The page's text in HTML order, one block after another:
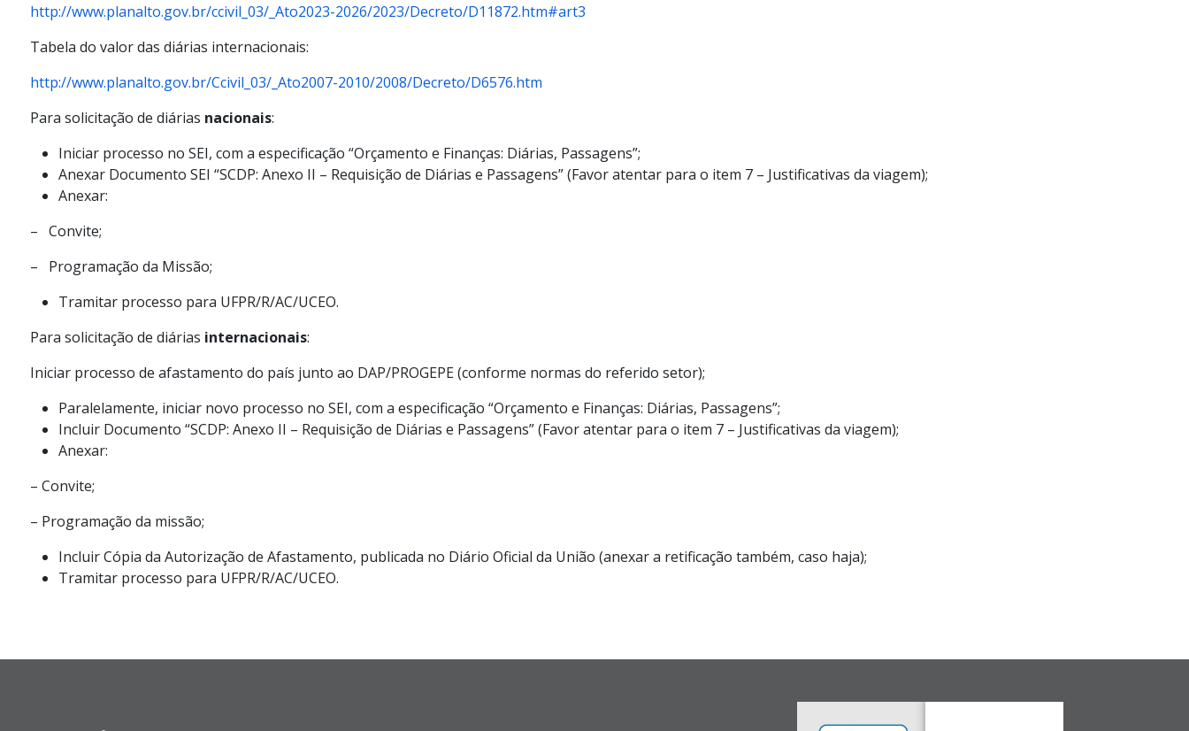
http://www.planalto.gov.br/ccivil_03/_Ato2023-2026/2023/Decreto/D11872.htm#art3
Tabela do valor das diárias internacionais:
http://www.planalto.gov.br/Ccivil_03/_Ato2007-2010/2008/Decreto/D6576.htm
Para solicitação de diárias nacionais:
Iniciar processo no SEI, com a especificação “Orçamento e Finanças: Diárias, Passagens”;
Anexar Documento SEI “SCDP: Anexo II – Requisição de Diárias e Passagens” (Favor atentar para o item 7 – Justificativas da viagem);
Anexar:
– Convite;
– Programação da Missão;
Tramitar processo para UFPR/R/AC/UCEO.
Para solicitação de diárias internacionais:
Iniciar processo de afastamento do país junto ao DAP/PROGEPE (conforme normas do referido setor);
Paralelamente, iniciar novo processo no SEI, com a especificação “Orçamento e Finanças: Diárias, Passagens”;
Incluir Documento “SCDP: Anexo II – Requisição de Diárias e Passagens” (Favor atentar para o item 7 – Justificativas da viagem);
Anexar:
– Convite;
– Programação da missão;
Incluir Cópia da Autorização de Afastamento, publicada no Diário Oficial da União (anexar a retificação também, caso haja);
Tramitar processo para UFPR/R/AC/UCEO.